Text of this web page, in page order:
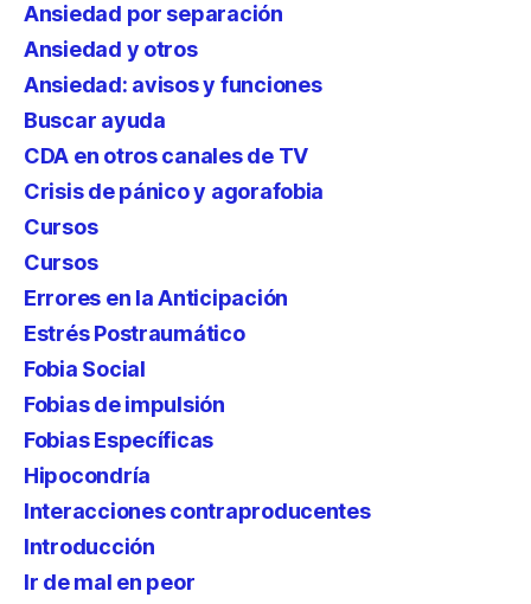
Ansiedad por separación
Ansiedad y otros
Ansiedad: avisos y funciones
Buscar ayuda
CDA en otros canales de TV
Crisis de pánico y agorafobia
Cursos
Cursos
Errores en la Anticipación
Estrés Postraumático
Fobia Social
Fobias de impulsión
Fobias Específicas
Hipocondría
Interacciones contraproducentes
Introducción
Ir de mal en peor